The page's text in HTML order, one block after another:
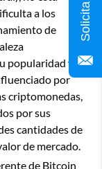
a los
de
popularidad y a
por
criptomonedas,
por sus
cantidades de
de mercado.
de Bitcoin